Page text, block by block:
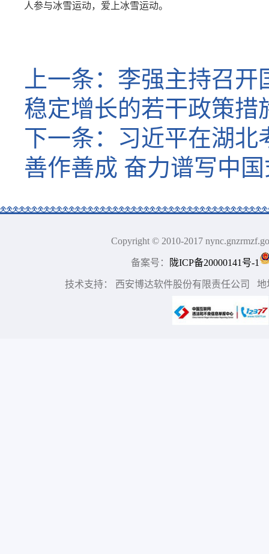
人参与冰雪运动，爱上冰雪运动。
上一条： 李强主持召开
稳定增长的若干政策措
下一条： 习近平在湖北
善作善成 奋力谱写中
Copyright © 2010-2017
备案号： 陇ICP备20000141号-1
技术支持： 西安博达软件股份有限责任公司 地